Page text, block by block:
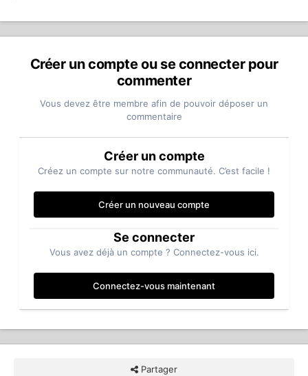
Créer un compte ou se connecter pour
commenter
Vous devez être membre afin de pouvoir déposer un
commentaire
Créer un compte
Créez un compte sur notre communauté. C’est facile !
Créer un nouveau compte
Se connecter
Vous avez déjà un compte ? Connectez-vous ici.
Connectez-vous maintenant
Partager